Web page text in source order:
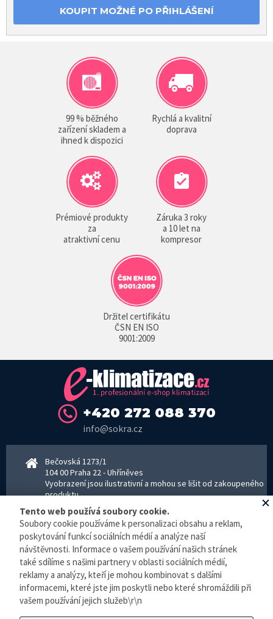
KOUPIT MOŽNÉ PO PŘIHLÁŠENÍ
99 % běžného
zařízení skladem a
ihned k dispozici
Rychlá a kvalitní
doprava
Prémiové produkty
za
atraktivní cenu
Záruka 3 roky
a 10 let na
kompresor
Držitel certifikátu
ČSN EN ISO
9001:2009
+420 272 088 370
info@sokra.cz
Bečovská 1273/1
104 00 Praha 22 - Uhříněves
Vyobrazení jsou ilustrativní a mohou se lišit od zakoupeného
produktu.
www.sokra.cz│www.haier-klimatizace.cz
Otevírací doba
Pondělí–Pátek 8–16:30 hodin - kancelář
Pondělí–pátek 8–16:00 hodin - sklad
Zpracování osobních údajů
Tento web používá soubory cookie.
Soubory cookie používáme k personalizaci obsahu a reklam,
poskytování funkcí sociálních médií a analýze naší
návštěvnosti. Informace o vašem používání našich stránek
také sdílíme s našimi partnery v oblasti sociálních médií,
reklamy a analýzy, kteří je mohou kombinovat s dalšími
informacemi, které jste jim poskytli nebo které shromáždili při
vašem používání jejich služeb\r\n